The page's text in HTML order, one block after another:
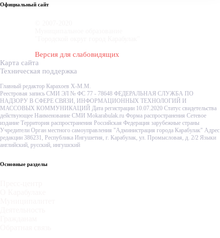
Официальный сайт
Версия для слабовидящих
Карта сайта
Техническая поддержка
Главный редактор Карахоев Х-М.М.
Реестровая запись СМИ ЭЛ № ФС 77 - 78648 ФЕДЕРАЛЬНАЯ СЛУЖБА ПО
НАДЗОРУ В СФЕРЕ СВЯЗИ, ИНФОРМАЦИОННЫХ ТЕХНОЛОГИЙ И
МАССОВЫХ КОММУНИКАЦИЙ Дата регистрации 10.07.2020 Статус свидетельства
действующее Наименование СМИ Mokarabulak.ru Форма распространения Сетевое
издание Территория распространения Российская Федерация зарубежные страны
Учредители Орган местного самоуправления "Администрация города Карабулак" Адрес
редакции 386231, Республика Ингушетия, г. Карабулак, ул. Промысловая, д. 2/2 Языки
английский, русский, ингушский
Основные разделы